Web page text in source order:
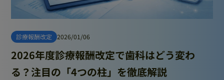
診療報酬改定 2026/01/06
2026年度診療報酬改定で歯科はどう変わ
る？注目の「4つの柱」を徹底解説